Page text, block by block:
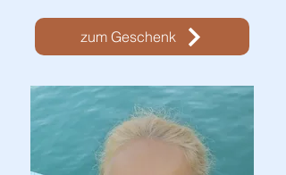
zum Geschenk